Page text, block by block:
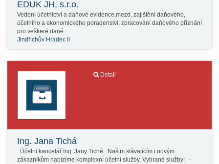
EDUK JH, s.r.o.
Vedení účetnictví a daňové evidence,mezd, zajištění daňového,
účetního a ekonomického poradenství, zpracování daňového přiznání
pro veškeré daně .
Jindřichův Hradec II
Detail
Ing. Jana Tichá
Účetní kancelář Ing. Jany Tiché Našim stávajícím i novým
zákazníkům nabízíme komplexní účetní služby. Vybrané služby: -